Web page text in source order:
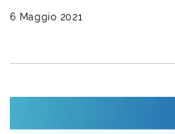
6 Maggio 2021